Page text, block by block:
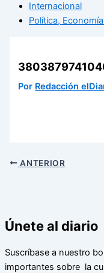
Internacional
Política,
Por Redacción
ANTERIOR
Únete al diario
Suscríbase a nuestro
importantes sobre la